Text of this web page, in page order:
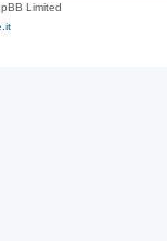
Limited